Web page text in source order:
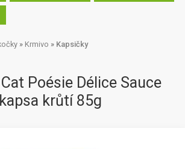
» Krmivo » Kapsičky
Poésie Délice Sauce
kapsa krůtí 85g